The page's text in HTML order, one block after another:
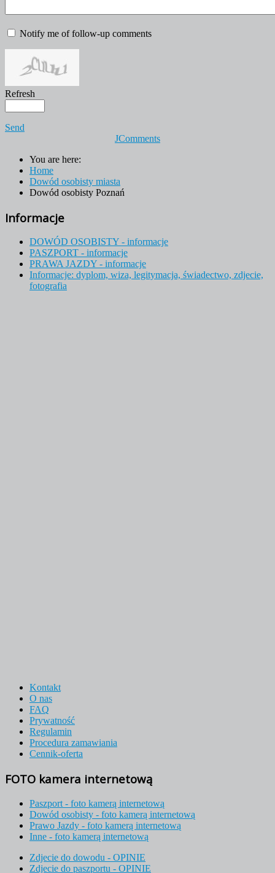
Notify me of follow-up comments
Refresh
Send
JComments
You are here:
Home
Dowód osobisty miasta
Dowód osobisty Poznań
Informacje
DOWÓD OSOBISTY - informacje
PASZPORT - informacje
PRAWA JAZDY - informacje
Informacje: dyplom, wiza, legitymacja, świadectwo, zdjecie,
fotografia
Kontakt
O nas
FAQ
Prywatność
Regulamin
Procedura zamawiania
Cennik-oferta
FOTO kamera internetową
Paszport - foto kamerą internetową
Dowód osobisty - foto kamerą internetową
Prawo Jazdy - foto kamerą internetową
Inne - foto kamerą internetową
Zdjecie do dowodu - OPINIE
Zdjecie do paszportu - OPINIE